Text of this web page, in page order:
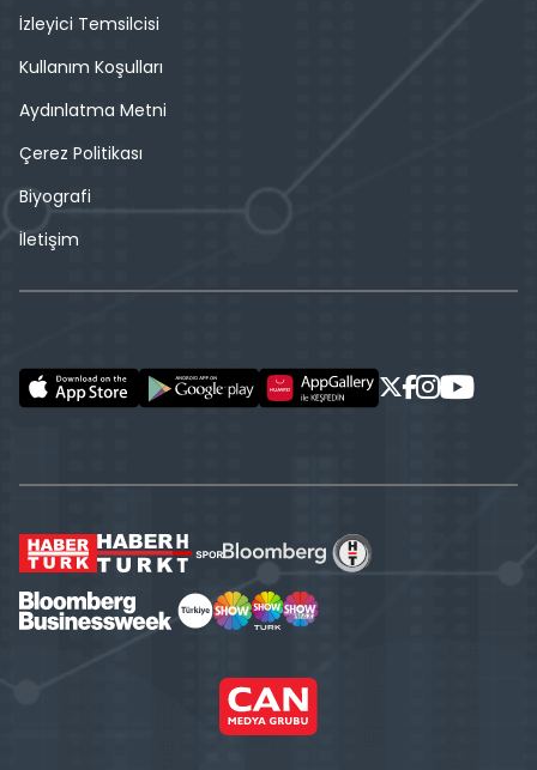
İzleyici Temsilcisi
Kullanım Koşulları
Aydınlatma Metni
Çerez Politikası
Biyografi
İletişim